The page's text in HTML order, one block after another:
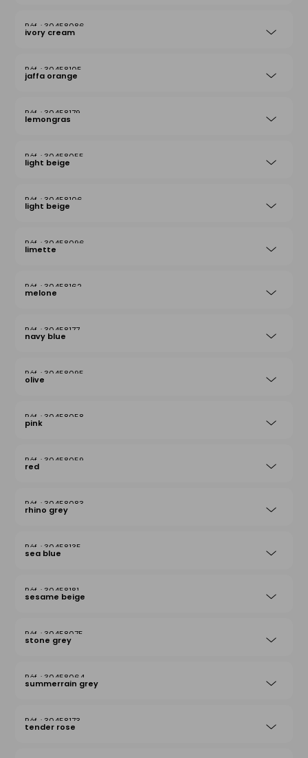
30458086
ivory cream
30458105
jaffa orange
30458179
lemongras
30458055
light beige
30458106
light beige
30458096
limette
30458162
melone
30458177
navy blue
30458095
olive
30458058
pink
30458059
red
30458083
rhino grey
30458135
sea blue
30458181
sesame beige
30458075
stone grey
30458064
summerrain grey
30458173
tender rose